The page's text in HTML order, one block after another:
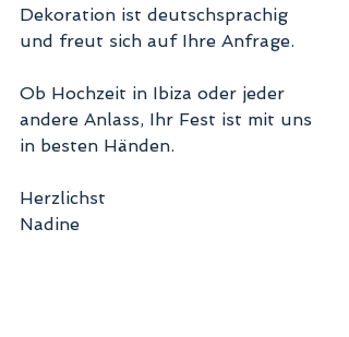
Dekoration ist deutschsprachig
und freut sich auf Ihre Anfrage.
Ob Hochzeit in Ibiza oder jeder
andere Anlass, Ihr Fest ist mit uns
in besten Händen.
Herzlichst
Nadine